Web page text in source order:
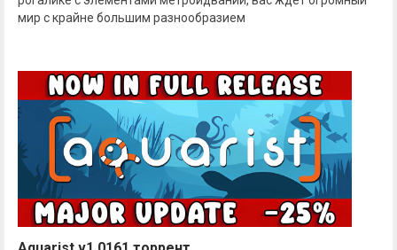
мир с крайне большим разнообразием